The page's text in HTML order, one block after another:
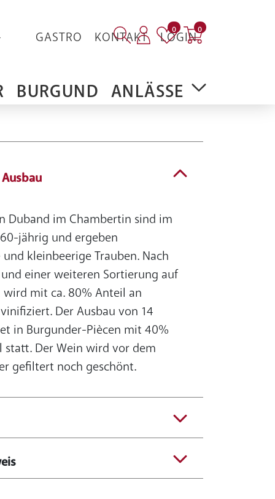
0 Artikel auf der Merkliste
0 Artikel im Warenkorb
GASTRO KONTAKT LOGIN
BURGUND ANLÄSSE
Duband im Chambertin sind im
jährig und ergeben
kleinbeerige Trauben. Nach
und einer weiteren Sortierung auf
wird mit ca. 80% Anteil an
Der Ausbau von 14
in Burgunder-Piècen mit 40%
statt. Der Wein wird vor dem
gefiltert noch geschönt.